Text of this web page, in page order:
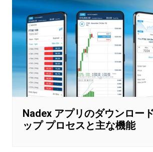
Nadex アプリのダウンロー
ップ プロセスと主な機能